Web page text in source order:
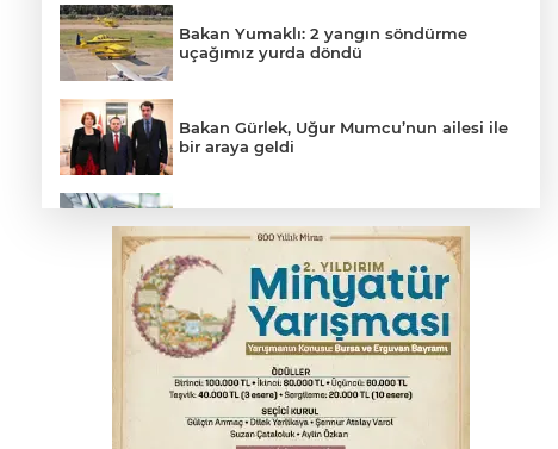
Bakan Yumaklı: 2 yangın söndürme
uçağımız yurda döndü
Bakan Gürlek, Uğur Mumcu’nun ailesi ile
bir araya geldi
yansıyacak mı?
YENİ Parti Genel Başkanı Özel'den
Çerçeve Yasa yorumu
Serbest piyasada döviz fiyatları